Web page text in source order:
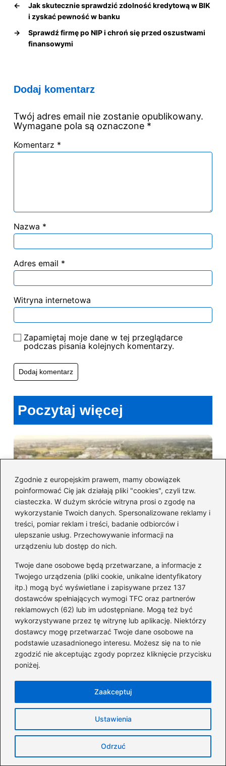
Zgodnie z europejskim prawem, mamy obowiązek
poinformować Cię jak działają pliki "cookies", czyli tzw.
ciasteczka. W dużym skrócie witryna prosi o zgodę na
wykorzystanie Twoich danych. Spersonalizowane reklamy i
treści, pomiar reklam i treści, badanie odbiorców i
ulepszanie usług. Przechowywanie informacji na
urządzeniu lub dostęp do nich.
Twoje dane osobowe będą przetwarzane, a informacje z
Twojego urządzenia (pliki cookie, unikalne identyfikatory
itp.) mogą być wyświetlane i zapisywane przez 137
dostawców spełniających wymogi TFC oraz partnerów
reklamowych (62) lub im udostępniane. Mogą też być
wykorzystywane przez tę witrynę lub aplikację. Niektórzy
dostawcy mogę przetwarzać Twoje dane osobowe na
podstawie uzasadnionego interesu. Możesz się na to nie
zgodzić nie akceptując zgody poprzez kliknięcie przycisku
poniżej.
Ustawienia
Odrzuć
Zaakceptuj
←
Jak skutecznie sprawdzić zdolność kredytową w BIK
i zyskać pewność w banku
→
Sprawdź firmę po NIP i chroń się przed oszustwami
finansowymi
Dodaj komentarz
Twój adres email nie zostanie opublikowany.
Wymagane pola są oznaczone *
Komentarz *
Nazwa *
Adres email *
Witryna internetowa
Zapamiętaj moje dane w tej przeglądarce
podczas pisania kolejnych komentarzy.
Poczytaj więcej
O której zamyka się giełda? Godziny
sesji w Nowym Jorku, Londynie i Tokio
2026-08-06